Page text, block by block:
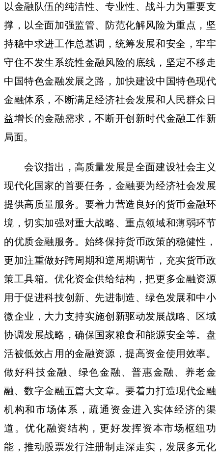
以金融队伍的纯洁性、专业性、战斗力为重要支
撑，以全面加强监管、防范化解风险为重点，坚
持稳中求进工作总基调，统筹发展和安全，牢牢
守住不发生系统性金融风险的底线，坚定不移走
中国特色金融发展之路，加快建设中国特色现代
金融体系，不断满足经济社会发展和人民群众日
益增长的金融需求，不断开创新时代金融工作新
局面。
会议指出，高质量发展是全面建设社会主义
现代化国家的首要任务，金融要为经济社会发展
提供高质量服务。要着力营造良好的货币金融环
境，切实加强对重大战略、重点领域和薄弱环节
的优质金融服务。始终保持货币政策的稳健性，
更加注重做好跨周期和逆周期调节，充实货币政
策工具箱。优化资金供给结构，把更多金融资源
用于促进科技创新、先进制造、绿色发展和中小
微企业，大力支持实施创新驱动发展战略、区域
协调发展战略，确保国家粮食和能源安全等。盘
活被低效占用的金融资源，提高资金使用效率。
做好科技金融、绿色金融、普惠金融、养老金
融、数字金融五篇大文章。要着力打造现代金融
机构和市场体系，疏通资金进入实体经济的渠
道。优化融资结构，更好发挥资本市场枢纽功
能，推动股票发行注册制走深走实，发展多元化